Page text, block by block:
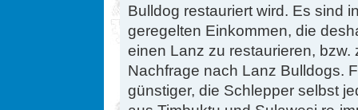
Bulldog restauriert wird. Es sind
geregelten Einkommen, die
einen Lanz zu restaurieren,
Nachfrage nach Lanz Bulldogs.
günstiger, die Schlepper selbst